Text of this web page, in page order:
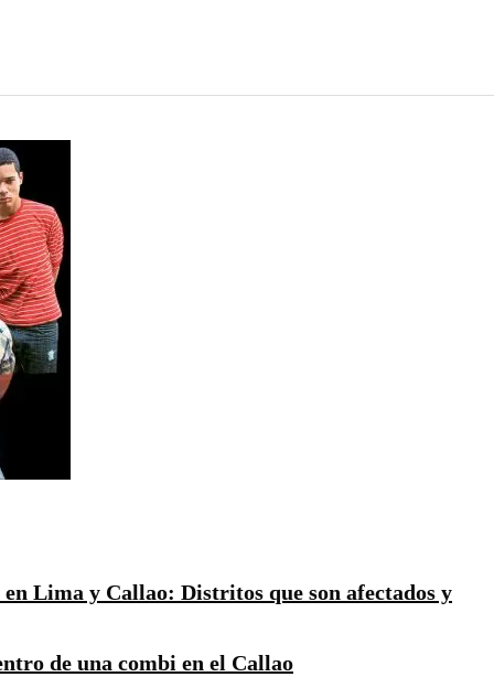
Lima y Callao: Distritos que son afectados y
de una combi en el Callao